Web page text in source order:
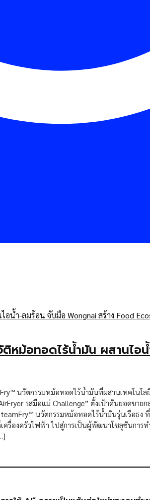
ม้อทอดไร้น้ำมัน ผสานไอ
นวัตกรรมหม้อทอดไร้น้ำมันที่ผสานเทคโ
รสมือแม่ Challenge” ตั้งเป้าดันยอดข
นวัตกรรมหม้อทอดไร้น้ำมันรุ่นเรือ
รื่องครัวไฟฟ้า ไปสู่การเป็นผู้พัฒนาโซลูชันการ